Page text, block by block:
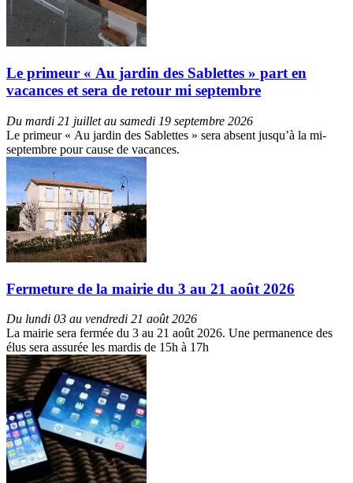
Le primeur « Au jardin des Sablettes » part en
vacances et sera de retour mi septembre
Du mardi 21 juillet au samedi 19 septembre 2026
Le primeur « Au jardin des Sablettes » sera absent jusqu’à la mi-
septembre pour cause de vacances.
Fermeture de la mairie du 3 au 21 août 2026
Du lundi 03 au vendredi 21 août 2026
La mairie sera fermée du 3 au 21 août 2026. Une permanence des
élus sera assurée les mardis de 15h à 17h